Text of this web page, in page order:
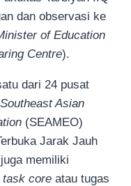
dan observasi ke
of Education
Centre).
dari 24 pusat
Southeast Asian
(SEAMEO)
Jarak Jauh
memiliki
task core atau tugas